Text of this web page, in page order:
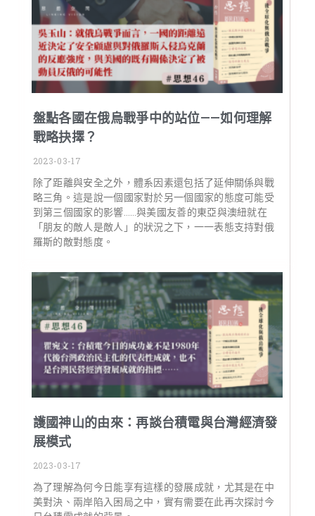
盤點各國在俄烏戰爭中的站位——如何理解
戰略抉擇？
2023-03-17
除了距離與安全之外，體系因素還包括了延伸關係與戰
略三角。這是說一個國家對於另一個國家的態度可能受
到第三個國家的影響……與美國友善的東亞與澳紐就在
「朋友的敵人是敵人」的狀況之下，一一表態支持對俄
羅斯的敵對態度。
護國神山的由來：再談台積電與台灣經濟發
展模式
2023-03-17
為了理解為何今日能享有這樣的發展成就，尤其是在中
美對決、兩岸陷入困局之中，實有需要在此再次探討今